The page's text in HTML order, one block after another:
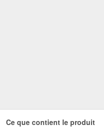
Ce que contient le produit